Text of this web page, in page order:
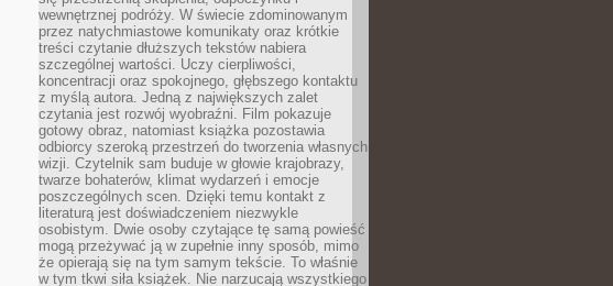
wewnętrznej podróży. W świecie zdominowanym
przez natychmiastowe komunikaty oraz krótkie
treści czytanie dłuższych tekstów nabiera
szczególnej wartości. Uczy cierpliwości,
koncentracji oraz spokojnego, głębszego kontaktu
z myślą autora. Jedną z największych zalet
czytania jest rozwój wyobraźni. Film pokazuje
gotowy obraz, natomiast książka pozostawia
odbiorcy szeroką przestrzeń do tworzenia własnych
wizji. Czytelnik sam buduje w głowie krajobrazy,
twarze bohaterów, klimat wydarzeń i emocje
poszczególnych scen. Dzięki temu kontakt z
literaturą jest doświadczeniem niezwykle
osobistym. Dwie osoby czytające tę samą powieść
mogą przeżywać ją w zupełnie inny sposób, mimo
że opierają się na tym samym tekście. To właśnie
w tym tkwi siła książek. Nie narzucają wszystkiego